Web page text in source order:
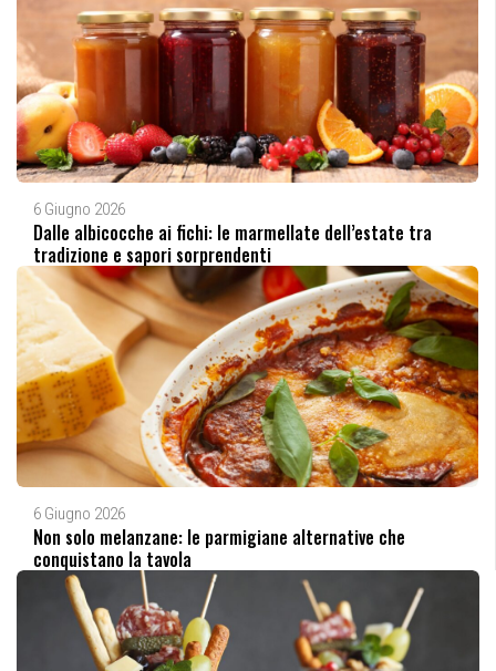
6 Giugno 2026
Dalle albicocche ai fichi: le marmellate dell’estate tra
tradizione e sapori sorprendenti
6 Giugno 2026
Non solo melanzane: le parmigiane alternative che
conquistano la tavola